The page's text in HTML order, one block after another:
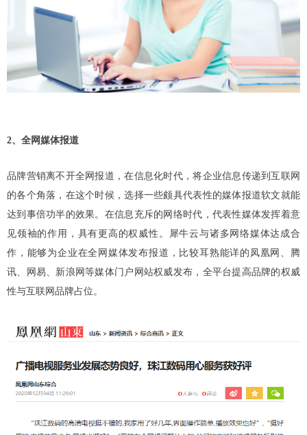
2、全网媒体报道
品牌营销离不开全网报道，在信息化时代，将企业信息传递到互联网
的各个角落，在这个时候，选择一些颇具代表性的媒体报道软文就能
达到事倍功半的效果。在信息充斥的网络时代，代表性媒体发挥着意
见领袖的作用，具有更高的权威性。犀牛云与诸多网络媒体达成合
作，能够为企业在全网媒体发布报道，比较耳熟能详的凤凰网、腾
讯、网易、新浪网等媒体门户网站权威发布，全平台提高品牌的权威
性与互联网品牌占位。